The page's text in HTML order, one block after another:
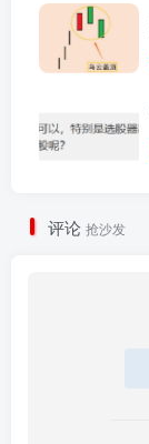
评论 抢沙发